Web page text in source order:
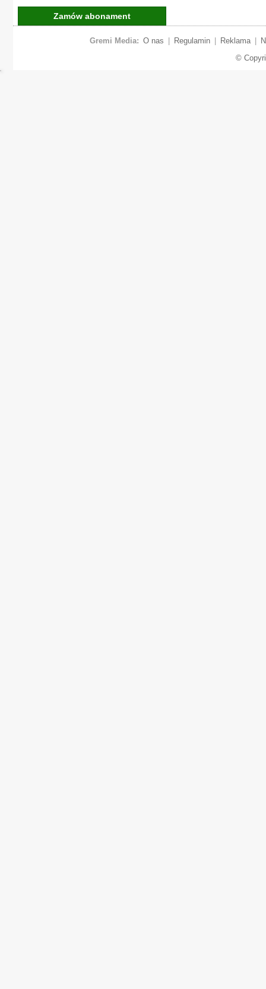
Zamów abonament
Gremi Media: O nas Regulamin Reklama
©